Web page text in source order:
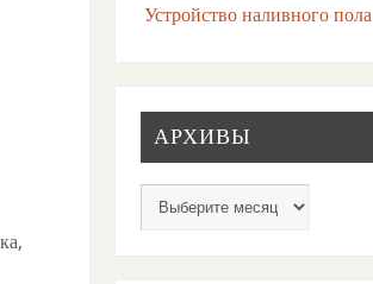
Устройство наливного пола
АРХИВЫ